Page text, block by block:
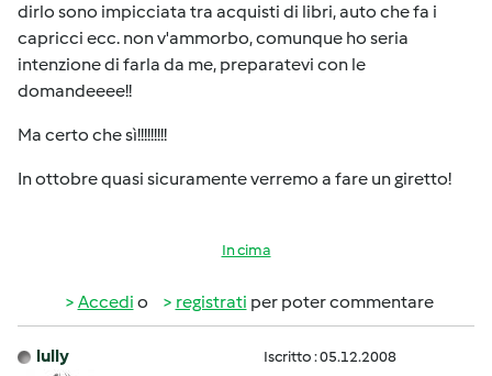
dirlo sono impicciata tra acquisti di libri, auto che fa i
capricci ecc. non v'ammorbo, comunque ho seria
intenzione di farla da me, preparatevi con le
domandeeee!!
Ma certo che sì!!!!!!!!!
In ottobre quasi sicuramente verremo a fare un giretto!
In cima
Accedi o registrati per poter commentare
lully Iscritto : 05.12.2008